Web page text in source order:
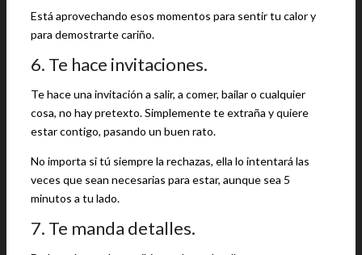
Está aprovechando esos momentos para sentir tu calor y
para demostrarte cariño.
6. Te hace invitaciones.
Te hace una invitación a salir, a comer, bailar o cualquier
cosa, no hay pretexto. Simplemente te extraña y quiere
estar contigo, pasando un buen rato.
No importa si tú siempre la rechazas, ella lo intentará las
veces que sean necesarias para estar, aunque sea 5
minutos a tu lado.
7. Te manda detalles.